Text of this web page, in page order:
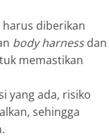
harus diberikan
body harnessdan
memastikan
yang ada, risiko
sehingga